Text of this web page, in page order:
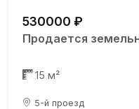
530000 ₽
Продается
15 м²
5-й проезд